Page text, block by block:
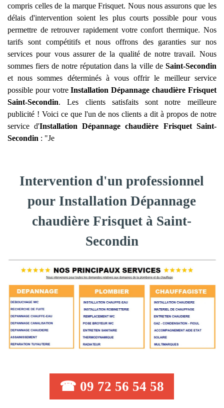
compris celles de la marque Frisquet. Nous nous assurons que les
délais d'intervention soient les plus courts possible pour vous
permettre de retrouver rapidement votre confort thermique. Nos
tarifs sont compétitifs et nous offrons des garanties sur nos
services pour vous assurer de la qualité de notre travail. Nous
sommes fiers de notre réputation dans la ville de Saint-Secondin
et nous sommes déterminés à vous offrir le meilleur service
possible pour votreInstallation Dépannage chaudière Frisquet
Saint-Secondin. Les clients satisfaits sont notre meilleure
publicité ! Voici ce que l'un de nos clients a dit à propos de notre
service d'Installation Dépannage chaudière Frisquet Saint-
Secondin : "Je
Intervention d'un professionnel
pour Installation Dépannage
chaudière Frisquet à Saint-
Secondin
☎ 09 72 56 54 58